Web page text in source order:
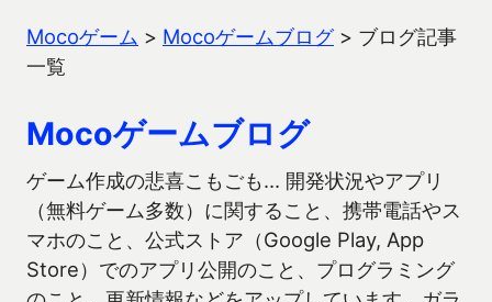
Mocoゲーム > Mocoゲームブログ> ブログ記事
一覧
Mocoゲームブログ
ゲーム作成の悲喜こもごも… 開発状況やアプリ
（無料ゲーム多数）に関すること、携帯電話やス
マホのこと、公式ストア（Google Play, App
Store）でのアプリ公開のこと、プログラミング